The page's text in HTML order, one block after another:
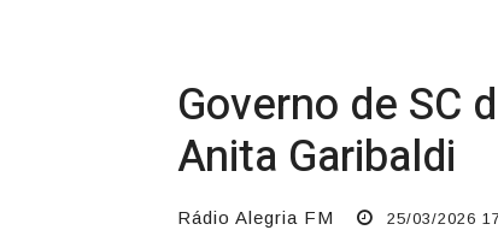
Governo de SC
Anita Garibaldi
Rádio Alegria FM 25/03/2026